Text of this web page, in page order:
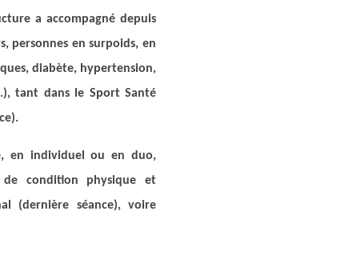
a accompagné depuis
personnes en surpoids, en
diabète, hypertension,
tant dans le Sport Santé
en individuel ou en duo,
condition physique et
(dernière séance), voire